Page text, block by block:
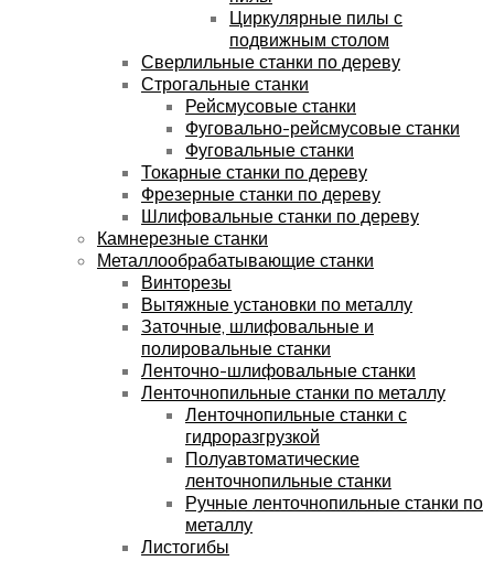
Циркулярные пилы с
подвижным столом
Сверлильные станки по дереву
Строгальные станки
Рейсмусовые станки
Фуговально-рейсмусовые станки
Фуговальные станки
Токарные станки по дереву
Фрезерные станки по дереву
Шлифовальные станки по дереву
Камнерезные станки
Металлообрабатывающие станки
Винторезы
Вытяжные установки по металлу
Заточные, шлифовальные и
полировальные станки
Ленточно-шлифовальные станки
Ленточнопильные станки по металлу
Ленточнопильные станки с
гидроразгрузкой
Полуавтоматические
ленточнопильные станки
Ручные ленточнопильные станки по
металлу
Листогибы